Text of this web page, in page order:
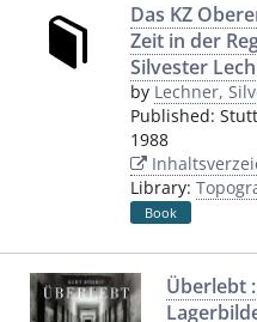
Das KZ
Zeit in der
Silvester
by Lechner,
Published:
1988
Library:
Book
Überlebt